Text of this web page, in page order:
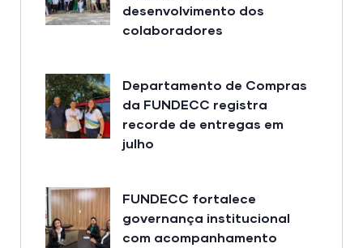
desenvolvimento dos
colaboradores
Departamento de Compras
da FUNDECC registra
recorde de entregas em
julho
FUNDECC fortalece
governança institucional
com acompanhamento